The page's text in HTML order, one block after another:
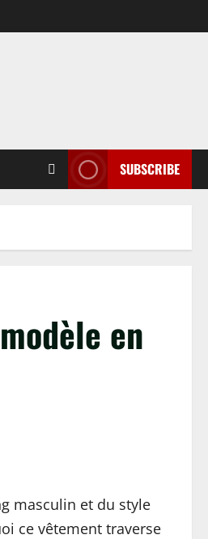
SUBSCRIBE
en
masculin et du style
ce vêtement traverse